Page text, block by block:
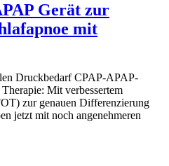
Gerät zur
mit
Druckbedarf CPAP-APAP-
Mit verbessertem
zur genauen Differenzierung
jetzt mit noch angenehmeren